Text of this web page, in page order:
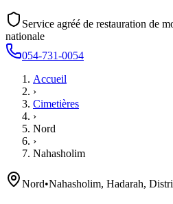
Service agréé de restauration de
nationale
054-731-0054
Accueil
›
Cimetières
›
Nord
›
Nahasholim
Nord•Nahasholim, Hadarah,